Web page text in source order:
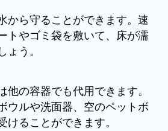
から守ることができます。速
トやゴミ袋を敷いて、床が濡
う。
の容器でも代用できます。
ウルや洗面器、空のペットボ
けることができます。